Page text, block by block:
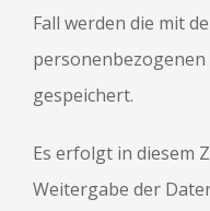
Fall werden die mit
gespeichert.
Es erfolgt in diesem
Weitergabe der